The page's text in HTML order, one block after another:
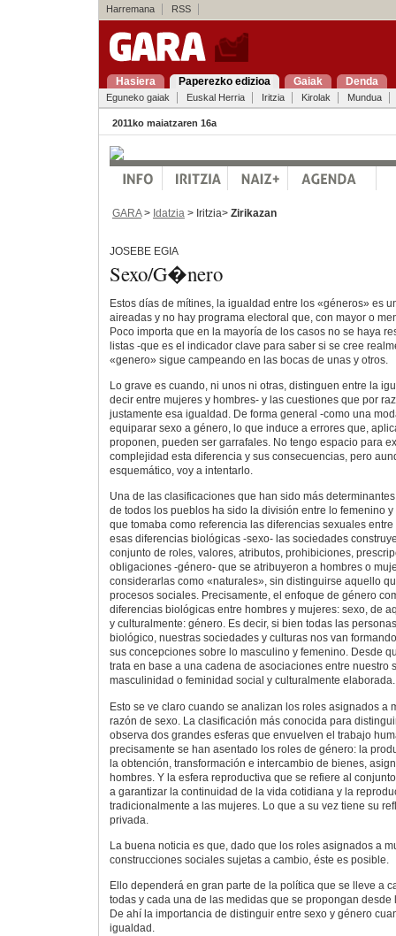
Harremana RSS
Hasiera Paperezko edizioa Gaiak Denda
Eguneko gaiak Euskal Herria Iritzia Kirolak Mundua
2011ko maiatzaren 16a
GARA> Idatzia > Iritzia> Zirikazan
JOSEBE EGIA
Sexo/G�nero
Estos días de mítines, la igualdad entre los «géneros» es
aireadas y no hay programa electoral que, con mayor o
Poco importa que en la mayoría de los casos no se haya
listas -que es el indicador clave para saber si se cree
«genero» sigue campeando en las bocas de unas y otros.
Lo grave es cuando, ni unos ni otras, distinguen entre la
decir entre mujeres y hombres- y las cuestiones que por
justamente esa igualdad. De forma general -como una
equiparar sexo a género, lo que induce a errores que,
proponen, pueden ser garrafales. No tengo espacio para
complejidad esta diferencia y sus consecuencias, pero
esquemático, voy a intentarlo.
Una de las clasificaciones que han sido más
de todos los pueblos ha sido la división entre lo femenino
que tomaba como referencia las diferencias sexuales
esas diferencias biológicas -sexo- las sociedades
conjunto de roles, valores, atributos, prohibiciones,
obligaciones -género- que se atribuyeron a hombres o
considerarlas como «naturales», sin distinguirse aquello
procesos sociales. Precisamente, el enfoque de género
diferencias biológicas entre hombres y mujeres: sexo, de
y culturalmente: género. Es decir, si bien todas las
biológico, nuestras sociedades y culturas nos van
sus concepciones sobre lo masculino y femenino. Desde
trata en base a una cadena de asociaciones entre nuestro
masculinidad o feminidad social y culturalmente elaborada.
Esto se ve claro cuando se analizan los roles asignados a
razón de sexo. La clasificación más conocida para
observa dos grandes esferas que envuelven el trabajo
precisamente se han asentado los roles de género: la
la obtención, transformación e intercambio de bienes,
hombres. Y la esfera reproductiva que se refiere al
a garantizar la continuidad de la vida cotidiana y la
tradicionalmente a las mujeres. Lo que a su vez tiene su
privada.
La buena noticia es que, dado que los roles asignados a
construcciones sociales sujetas a cambio, éste es posible.
Ello dependerá en gran parte de la política que se lleve a
todas y cada una de las medidas que se propongan
De ahí la importancia de distinguir entre sexo y género
igualdad.